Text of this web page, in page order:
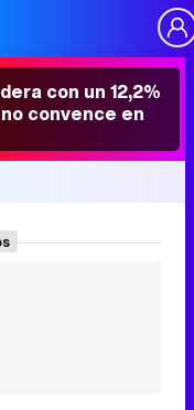
con un 12,2%
convence en